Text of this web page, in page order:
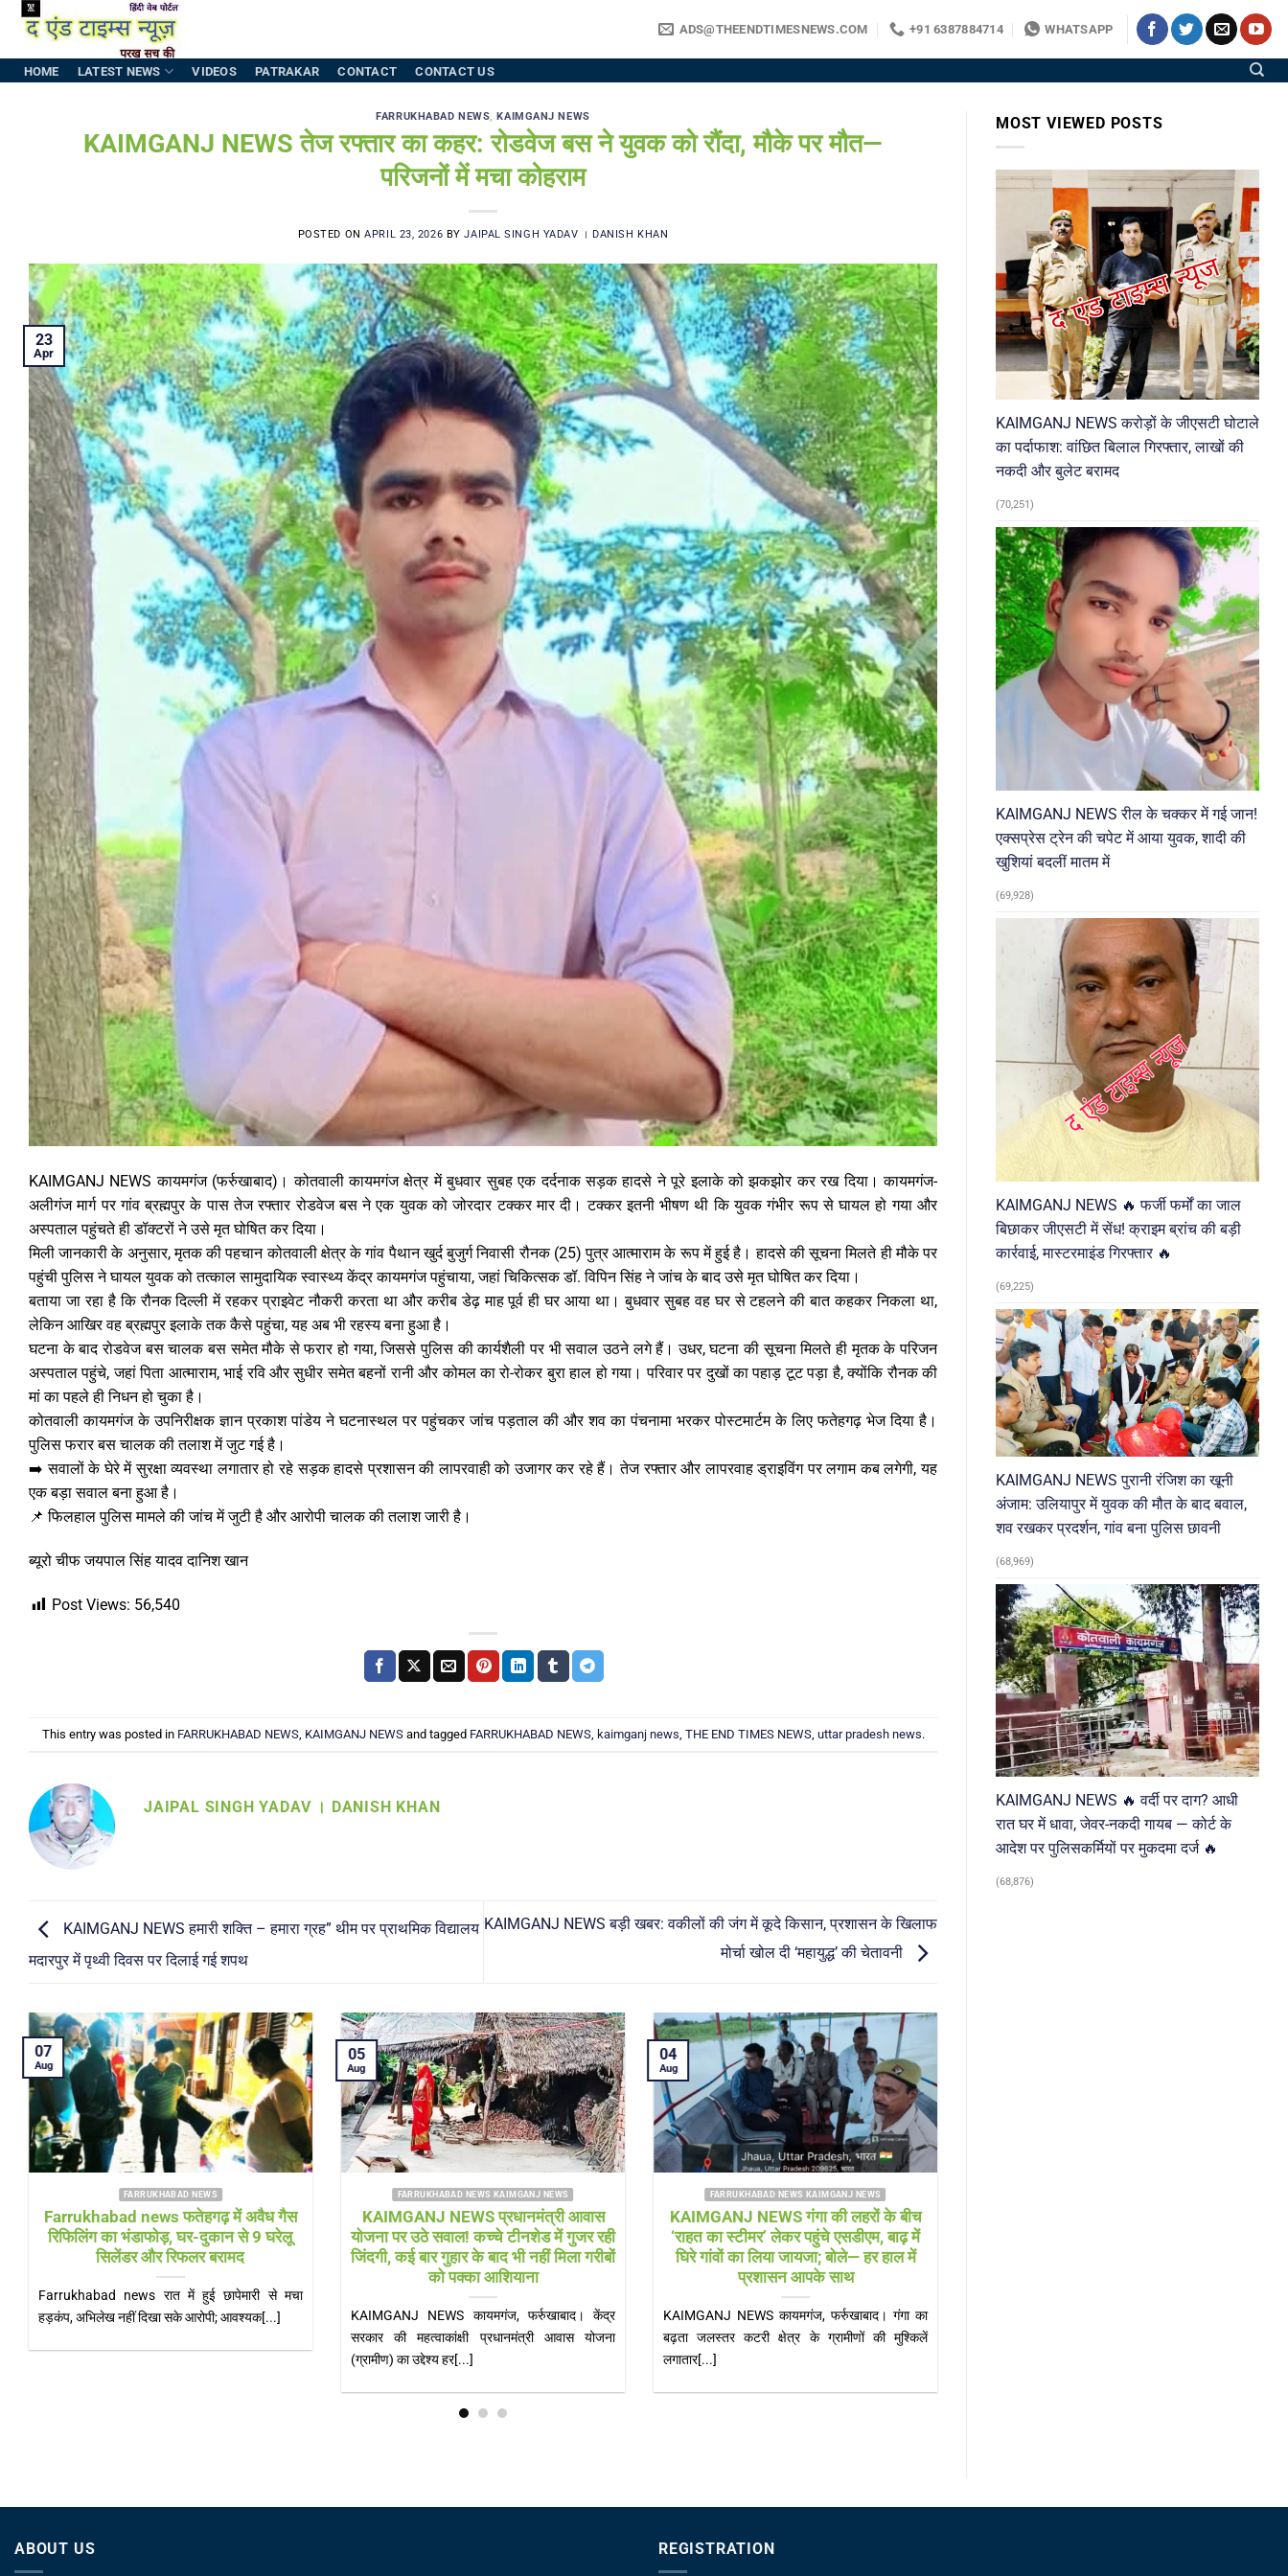
Skip
content
ADS@THEENDTIMESNEWS.COM +91 6387884714 WHATSAPP
HOME LATEST NEWS VIDEOS PATRAKAR CONTACT CONTACT US
FARRUKHABAD NEWS,KAIMGANJ NEWS
KAIMGANJ NEWS तेज रफ्तार का कहर: रोडवेज बस ने युवक को रौंदा, मौके पर मौत—
परिजनों में मचा कोहराम
POSTED ONAPRIL 23, 2026 BYJAIPAL SINGH YADAV । DANISH KHAN
23
Apr
KAIMGANJ NEWS कायमगंज (फर्रुखाबाद)। कोतवाली कायमगंज क्षेत्र में बुधवार सुबह एक दर्दनाक सड़क हादसे ने पूरे इलाके को झकझोर कर रख दिया। कायमगंज-
अलीगंज मार्ग पर गांव ब्रह्मपुर के पास तेज रफ्तार रोडवेज बस ने एक युवक को जोरदार टक्कर मार दी। टक्कर इतनी भीषण थी कि युवक गंभीर रूप से घायल हो गया और
अस्पताल पहुंचते ही डॉक्टरों ने उसे मृत घोषित कर दिया।
मिली जानकारी के अनुसार, मृतक की पहचान कोतवाली क्षेत्र के गांव पैथान खुर्द बुजुर्ग निवासी रौनक (25) पुत्र आत्माराम के रूप में हुई है। हादसे की सूचना मिलते ही मौके पर
पहुंची पुलिस ने घायल युवक को तत्काल सामुदायिक स्वास्थ्य केंद्र कायमगंज पहुंचाया, जहां चिकित्सक डॉ. विपिन सिंह ने जांच के बाद उसे मृत घोषित कर दिया।
बताया जा रहा है कि रौनक दिल्ली में रहकर प्राइवेट नौकरी करता था और करीब डेढ़ माह पूर्व ही घर आया था। बुधवार सुबह वह घर से टहलने की बात कहकर निकला था,
लेकिन आखिर वह ब्रह्मपुर इलाके तक कैसे पहुंचा, यह अब भी रहस्य बना हुआ है।
घटना के बाद रोडवेज बस चालक बस समेत मौके से फरार हो गया, जिससे पुलिस की कार्यशैली पर भी सवाल उठने लगे हैं। उधर, घटना की सूचना मिलते ही मृतक के परिजन
अस्पताल पहुंचे, जहां पिता आत्माराम, भाई रवि और सुधीर समेत बहनों रानी और कोमल का रो-रोकर बुरा हाल हो गया। परिवार पर दुखों का पहाड़ टूट पड़ा है, क्योंकि रौनक की
मां का पहले ही निधन हो चुका है।
कोतवाली कायमगंज के उपनिरीक्षक ज्ञान प्रकाश पांडेय ने घटनास्थल पर पहुंचकर जांच पड़ताल की और शव का पंचनामा भरकर पोस्टमार्टम के लिए फतेहगढ़ भेज दिया है।
पुलिस फरार बस चालक की तलाश में जुट गई है।
➡️ सवालों के घेरे में सुरक्षा व्यवस्था लगातार हो रहे सड़क हादसे प्रशासन की लापरवाही को उजागर कर रहे हैं। तेज रफ्तार और लापरवाह ड्राइविंग पर लगाम कब लगेगी, यह
एक बड़ा सवाल बना हुआ है।
📌 फिलहाल पुलिस मामले की जांच में जुटी है और आरोपी चालक की तलाश जारी है।
ब्यूरो चीफ जयपाल सिंह यादव दानिश खान
Post Views: 56,540
This entry was posted in FARRUKHABAD NEWS, KAIMGANJ NEWSand tagged FARRUKHABAD NEWS, kaimganj news THE END TIMES NEWS, uttar pradesh news.
JAIPAL SINGH YADAV । DANISH KHAN
KAIMGANJ NEWS हमारी शक्ति – हमारा ग्रह” थीम पर प्राथमिक विद्यालय
मदारपुर में पृथ्वी दिवस पर दिलाई गई शपथ
KAIMGANJ NEWS बड़ी खबर: वकीलों की जंग में कूदे किसान, प्रशासन के खिलाफ
मोर्चा खोल दी ‘महायुद्ध’ की चेतावनी
FARRUKHABAD NEWS UTTAR PRADESH
Farrukhabad news बाढ़ राहत शिविर में
‘हेल्थ अलर्ट’! सीएमओ खुद पहुंचे, डॉक्टरों की
टीम और एम्बुलेंस 24 घंटे तैनात
Farrukhabad news डीएम के निरीक्षण के बाद स्वास्थ्य
विभाग एक्शन मोड में, संक्रामक रोगों पर[...]
04
Aug
FARRUKHABAD NEWS SHAMSHABAD NEWS
Farrukhabad news विकास पर लापरवाही
भारी! चौड़ी सड़कों के बीच खड़े बिजली के पोल
बने खतरा
Farrukhabad news हादसों को खुला न्योता दे रहे
बिजली के खंभे, नगर पंचायत अध्यक्ष जोया[...]
04
Aug
FARRUKHABAD NEWS KAIMGANJ NEWS
KAIMGANJ NEWS नन्हें लीडर्स ने संभाली
नेतृत्व की कमान, गूंजी जिम्मेदारी निभाने की
शपथ
KAIMGANJ NEWS शकुन्तला देवी शिक्षण संस्थान में
भव्य शपथ ग्रहण समारोह, सीओ और कोतवाल ने[...]
Aug
MOST VIEWED POSTS
KAIMGANJ NEWS करोड़ों के जीएसटी घोटाले
का पर्दाफाश: वांछित बिलाल गिरफ्तार, लाखों की
नकदी और बुलेट बरामद
(70,251)
KAIMGANJ NEWS रील के चक्कर में गई जान!
एक्सप्रेस ट्रेन की चपेट में आया युवक, शादी की
खुशियां बदलीं मातम में
(69,928)
KAIMGANJ NEWS 🔥 फर्जी फर्मों का जाल
बिछाकर जीएसटी में सेंध! क्राइम ब्रांच की बड़ी
कार्रवाई, मास्टरमाइंड गिरफ्तार 🔥
(69,225)
KAIMGANJ NEWS पुरानी रंजिश का खूनी
अंजाम: उलियापुर में युवक की मौत के बाद बवाल,
शव रखकर प्रदर्शन, गांव बना पुलिस छावनी
(68,969)
KAIMGANJ NEWS 🔥 वर्दी पर दाग? आधी
रात घर में धावा, जेवर-नकदी गायब — कोर्ट के
आदेश पर पुलिसकर्मियों पर मुकदमा दर्ज 🔥
(68,876)
ABOUT US REGISTRATION